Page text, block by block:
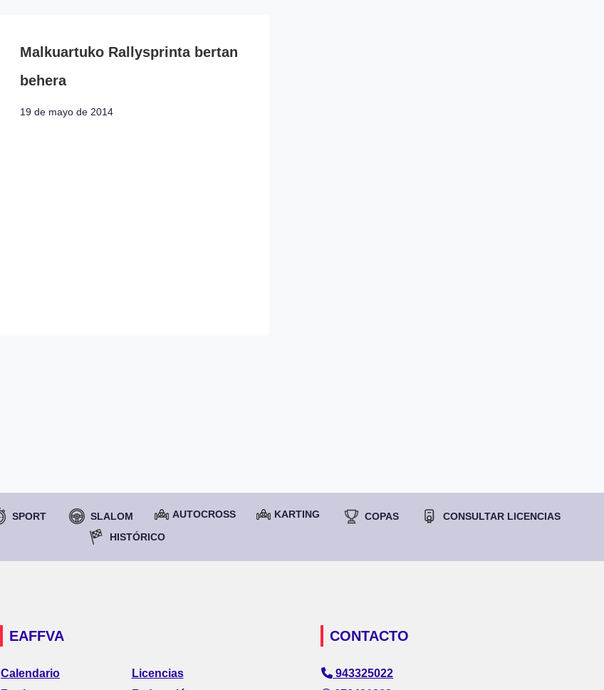
Malkuartuko Rallysprinta bertan
behera
19 de mayo de 2014
SPORT SLALOM AUTOCROSS KARTING COPAS
CONSULTAR LICENCIAS
HISTÓRICO
EAFFVA
Calendario
Licencias
CONTACTO
943325022